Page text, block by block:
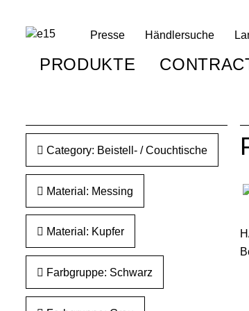
Presse Händlersuche
PRODUKTE
Category: Beistell- / Couchtische
Material: Messing
Material: Kupfer
Farbgruppe: Schwarz